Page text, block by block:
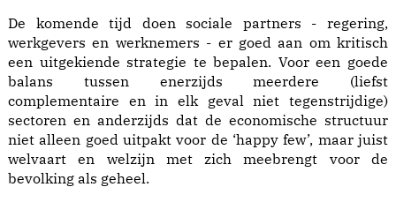
De komende tijd doen sociale partners - regering,
werkgevers en werknemers - er goed aan om kritisch
een uitgekiende strategie te bepalen. Voor een goede
balans tussen enerzijds meerdere (liefst
complementaire en in elk geval niet tegenstrijdige)
sectoren en anderzijds dat de economische structuur
niet alleen goed uitpakt voor de ‘happy few’, maar juist
welvaart en welzijn met zich meebrengt voor de
bevolking als geheel.